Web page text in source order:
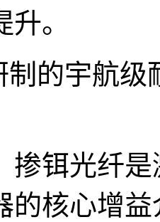
。
制的宇航
铒光纤是
的核心增